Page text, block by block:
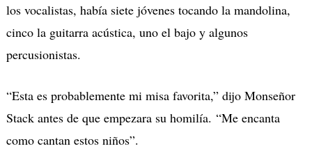
los vocalistas, había siete jóvenes tocando la mandolina,
cinco la guitarra acústica, uno el bajo y algunos
percusionistas.
“Esta es probablemente mi misa favorita,” dijo Monseñor
Stack antes de que empezara su homilía. “Me encanta
como cantan estos niños”.